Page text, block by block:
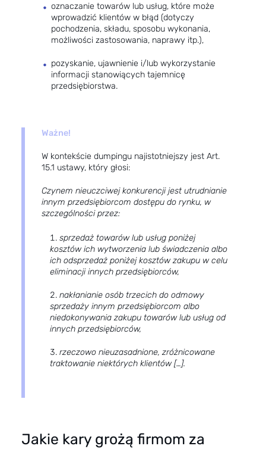
oznaczanie towarów lub usług, które może
wprowadzić klientów w błąd (dotyczy
pochodzenia, składu, sposobu wykonania,
możliwości zastosowania, naprawy itp.),
pozyskanie, ujawnienie i/lub wykorzystanie
informacji stanowiących tajemnicę
przedsiębiorstwa.
Ważne!
W kontekście dumpingu najistotniejszy jest Art.
15.1 ustawy, który głosi:
Czynem nieuczciwej konkurencji jest utrudnianie
innym przedsiębiorcom dostępu do rynku, w
szczególności przez:
sprzedaż towarów lub usług poniżej
kosztów ich wytworzenia lub świadczenia albo
ich odsprzedaż poniżej kosztów zakupu w celu
eliminacji innych przedsiębiorców,
nakłanianie osób trzecich do odmowy
sprzedaży innym przedsiębiorcom albo
niedokonywania zakupu towarów lub usług od
innych przedsiębiorców,
rzeczowo nieuzasadnione, zróżnicowane
traktowanie niektórych klientów […].
Jakie kary grożą firmom za